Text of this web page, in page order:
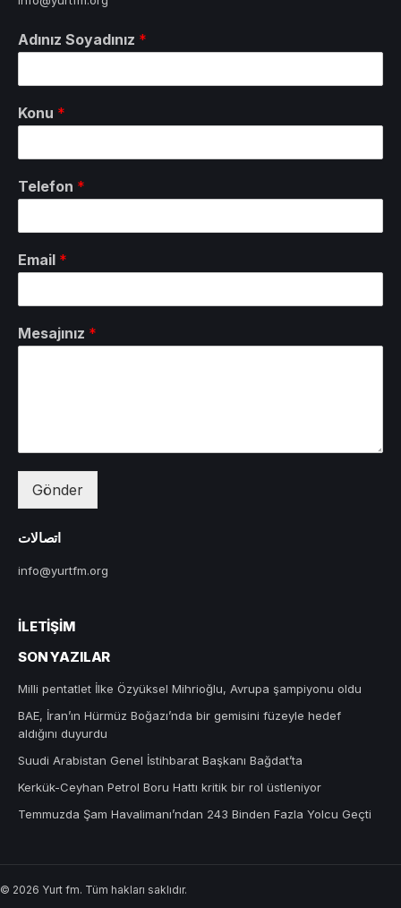
Adınız Soyadınız *
Konu *
Telefon *
Email *
Mesajınız *
Gönder
اتصالات
info@yurtfm.org
İLETIŞIM
SON YAZILAR
Milli pentatlet İlke Özyüksel Mihrioğlu, Avrupa şampiyonu oldu
BAE, İran’ın Hürmüz Boğazı’nda bir gemisini füzeyle hedef
aldığını duyurdu
Suudi Arabistan Genel İstihbarat Başkanı Bağdat’ta
Kerkük-Ceyhan Petrol Boru Hattı kritik bir rol üstleniyor
Temmuzda Şam Havalimanı’ndan 243 Binden Fazla Yolcu Geçti
© 2026 Yurt fm. Tüm hakları saklıdır.